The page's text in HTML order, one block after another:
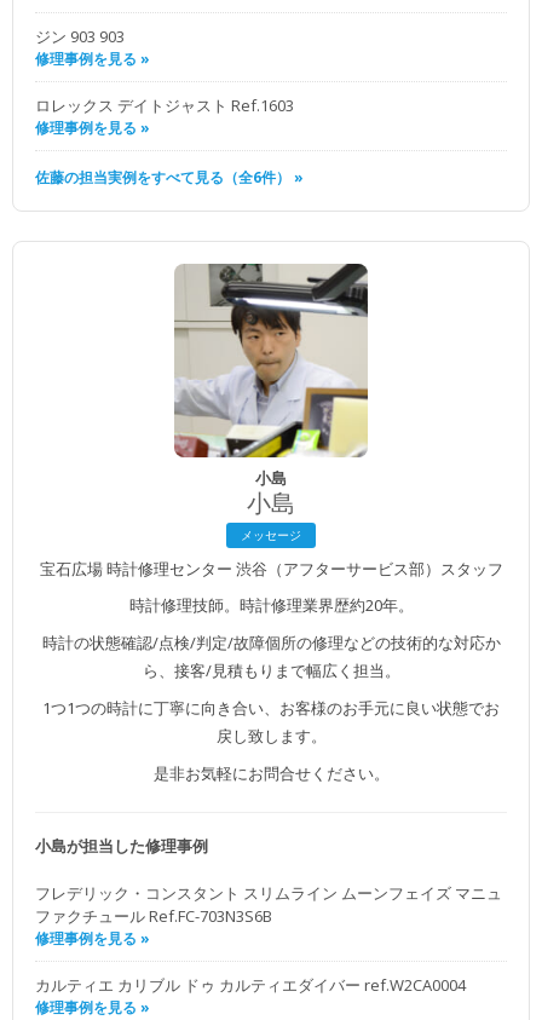
ジン 903 903
修理事例を見る »
ロレックス デイトジャスト Ref.1603
修理事例を見る »
佐藤の担当実例をすべて見る（全6件） »
小島
小島
メッセージ
宝石広場 時計修理センター 渋谷（アフターサービス部）スタッフ
時計修理技師。時計修理業界歴約20年。
時計の状態確認/点検/判定/故障個所の修理などの技術的な対応か
ら、接客/見積もりまで幅広く担当。
1つ1つの時計に丁寧に向き合い、お客様のお手元に良い状態でお
戻し致します。
是非お気軽にお問合せください。
小島が担当した修理事例
フレデリック・コンスタント スリムライン ムーンフェイズ マニュ
ファクチュール Ref.FC-703N3S6B
修理事例を見る »
カルティエ カリブル ドゥ カルティエダイバー ref.W2CA0004
修理事例を見る »